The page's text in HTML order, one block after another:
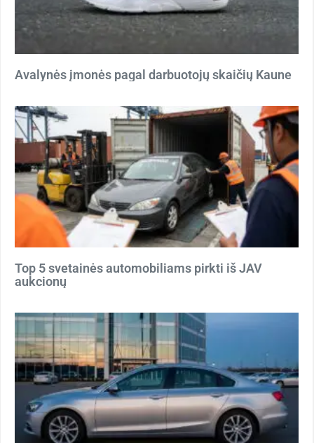
Avalynės įmonės pagal darbuotojų skaičių Kaune
Top 5 svetainės automobiliams pirkti iš JAV
aukcionų